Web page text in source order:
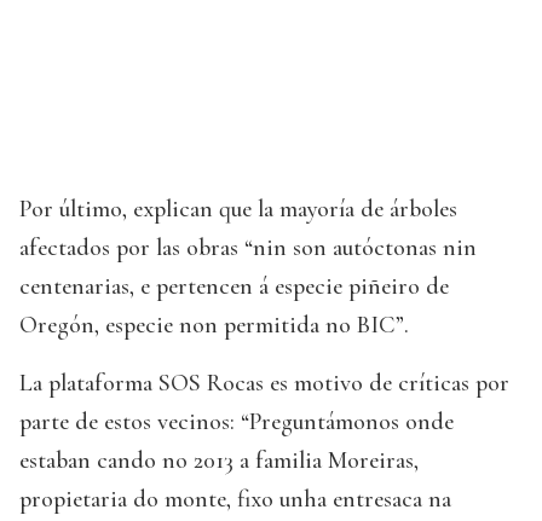
Por último, explican que la mayoría de árboles
afectados por las obras “nin son autóctonas nin
centenarias, e pertencen á especie piñeiro de
Oregón, especie non permitida no BIC”.
La plataforma SOS Rocas es motivo de críticas por
parte de estos vecinos: “Preguntámonos onde
estaban cando no 2013 a familia Moreiras,
propietaria do monte, fixo unha entresaca na